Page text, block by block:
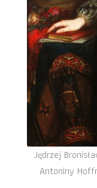
Jędrzej
Antoniny